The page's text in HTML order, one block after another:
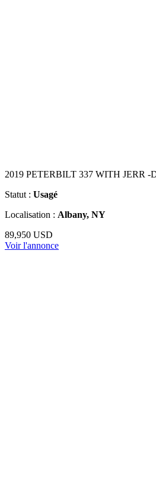
2019 PETERBILT 337 WITH JERR -
Statut : Usagé
Localisation : Albany, NY
89,950 USD
Voir l'annonce